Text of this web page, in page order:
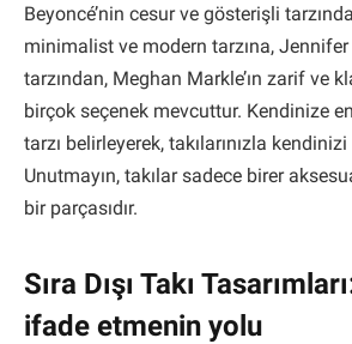
Beyoncé’nin cesur ve gösterişli
minimalist ve modern tarzına, Jennifer
tarzından, Meghan Markle’ın zarif ve
birçok seçenek mevcuttur. Kendinize
tarzı belirleyerek, takılarınızla
Unutmayın, takılar sadece birer
bir parçasıdır.
Sıra Dışı Takı
ifade etmenin yolu